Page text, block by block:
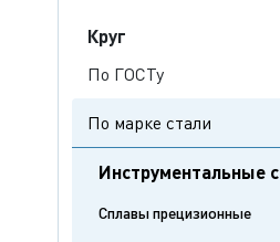
Круг
По ГОСТу
По марке стали
Инструментальные
Сплавы прецизионные